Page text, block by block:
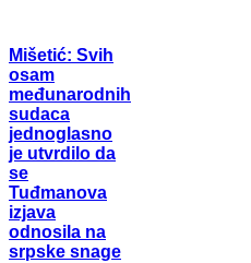
Mišetić: Svih
osam
međunarodnih
sudaca
jednoglasno
je utvrdilo da
se
Tuđmanova
izjava
odnosila na
srpske snage